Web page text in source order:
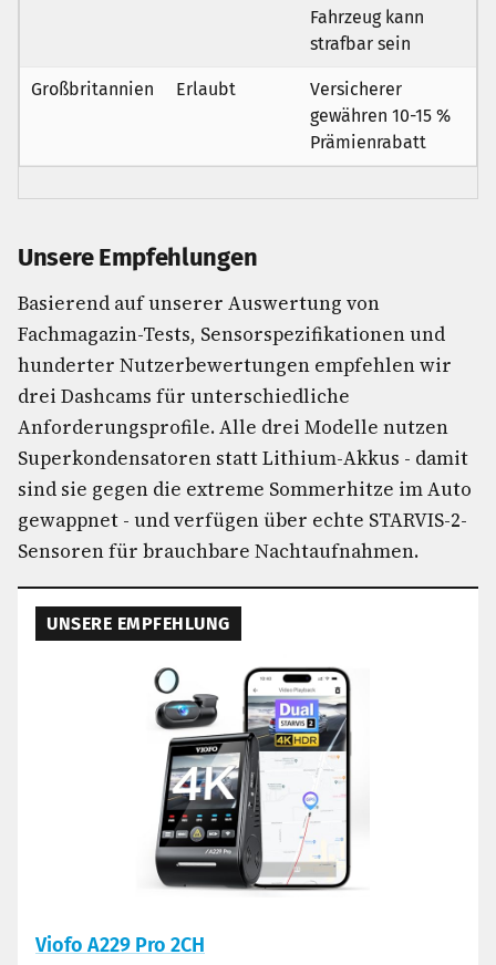
Fahrzeug kann
strafbar sein
Großbritannien Erlaubt
Versicherer
gewähren 10-15 %
Prämienrabatt
Unsere Empfehlungen
Basierend auf unserer Auswertung von
Fachmagazin-Tests, Sensorspezifikationen und
hunderter Nutzerbewertungen empfehlen wir
drei Dashcams für unterschiedliche
Anforderungsprofile. Alle drei Modelle nutzen
Superkondensatoren statt Lithium-Akkus - damit
sind sie gegen die extreme Sommerhitze im Auto
gewappnet - und verfügen über echte STARVIS-2-
Sensoren für brauchbare Nachtaufnahmen.
UNSERE EMPFEHLUNG
Viofo A229 Pro 2CH